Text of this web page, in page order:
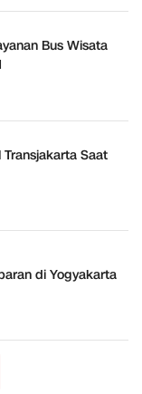
Bus Wisata
Saat
di Yogyakarta ￼